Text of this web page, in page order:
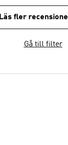
Läs fler
Gå till filter